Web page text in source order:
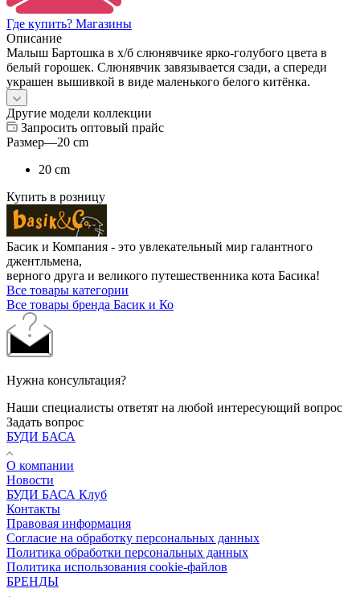
Где купить? Магазины
Описание
Малыш Бартошка в х/б слюнявчике ярко-голубого цвета в
белый горошек. Слюнявчик завязывается сзади, а спереди
украшен вышивкой в виде маленького белого китёнка.
Другие модели коллекции
Запросить оптовый прайс
Размер—20 cm
20 cm
Купить в розницу
Басик и Компания - это увлекательный мир галантного
джентльмена,
верного друга и великого путешественника кота Басика!
Все товары категории
Все товары бренда Басик и Ко
Нужна консультация?
Наши специалисты ответят на любой интересующий вопрос
Задать вопрос
БУДИ БАСА
О компании
Новости
БУДИ БАСА Клуб
Контакты
Правовая информация
Согласие на обработку персональных данных
Политика обработки персональных данных
Политика использования cookie-файлов
БРЕНДЫ